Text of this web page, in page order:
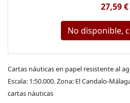
27,59 €
No disponible,
Cartas náuticas en papel resistente al
Escala: 1:50.000. Zona: El Candalo-
cartas náuticas